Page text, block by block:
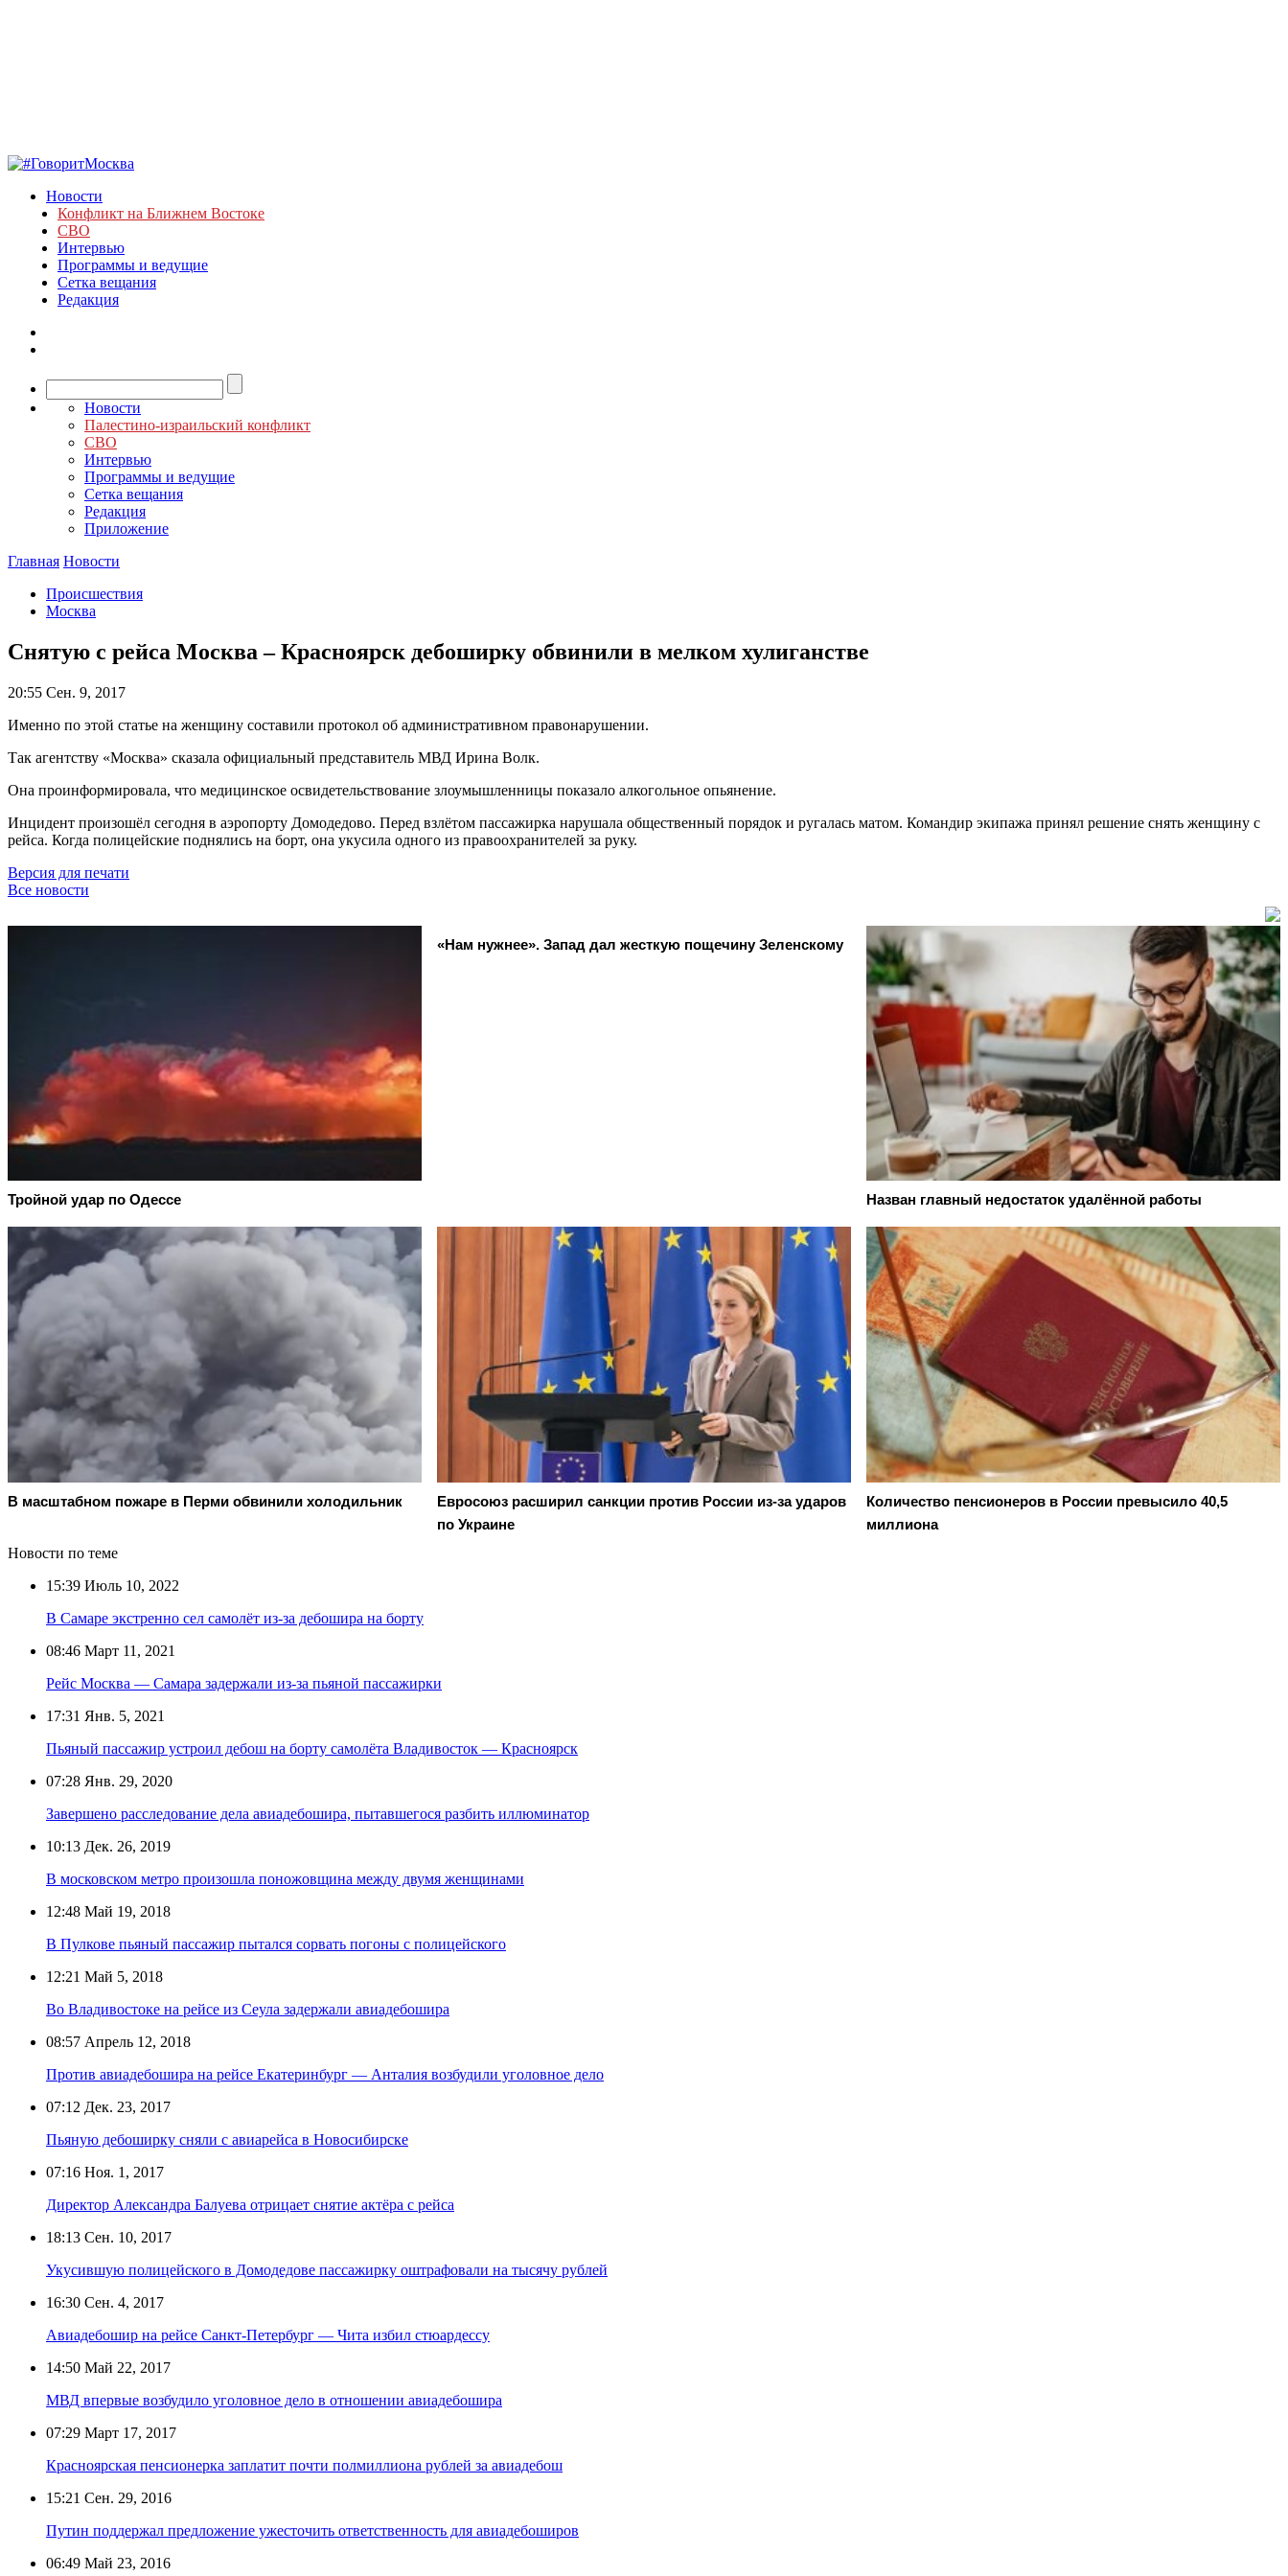
Новости
Конфликт на Ближнем Востоке
СВО
Интервью
Программы и ведущие
Сетка вещания
Редакция
Новости
Палестино-израильский конфликт
СВО
Интервью
Программы и ведущие
Сетка вещания
Редакция
Приложение
Главная Новости
Происшествия
Москва
Снятую с рейса Москва – Красноярск дебоширку обвинили в мелком хулиганстве
20:55 Сен. 9, 2017
Именно по этой статье на женщину составили протокол об административном правонарушении.
Так агентству «Москва» сказала официальный представитель МВД Ирина Волк.
Она проинформировала, что медицинское освидетельствование злоумышленницы показало алкогольное опьянение.
Инцидент произошёл сегодня в аэропорту Домодедово. Перед взлётом пассажирка нарушала общественный порядок и ругалась матом. Командир экипажа принял решение снять женщину с
рейса. Когда полицейские поднялись на борт, она укусила одного из правоохранителей за руку.
Версия для печати
Все новости
Тройной удар по Одессe
«Нам нужнее». Запад дал жесткую пощечину Зеленскому
Назван главный недостаток удалённой работы
В масштабном пожаре в Перми обвинили холодильник
Евросоюз расширил санкции против России из-за ударов
по Украине
Количество пенсионеров в России превысило 40,5
миллиона
Новости по теме
15:39 Июль 10, 2022
В Самаре экстренно сел самолёт из-за дебошира на борту
08:46 Март 11, 2021
Рейс Москва — Самара задержали из-за пьяной пассажирки
17:31 Янв. 5, 2021
Пьяный пассажир устроил дебош на борту самолёта Владивосток — Красноярск
07:28 Янв. 29, 2020
Завершено расследование дела авиадебошира, пытавшегося разбить иллюминатор
10:13 Дек. 26, 2019
В московском метро произошла поножовщина между двумя женщинами
12:48 Май 19, 2018
В Пулкове пьяный пассажир пытался сорвать погоны с полицейского
12:21 Май 5, 2018
Во Владивостоке на рейсе из Сеула задержали авиадебошира
08:57 Апрель 12, 2018
Против авиадебошира на рейсе Екатеринбург — Анталия возбудили уголовное дело
07:12 Дек. 23, 2017
Пьяную дебоширку сняли с авиарейса в Новосибирске
07:16 Ноя. 1, 2017
Директор Александра Балуева отрицает снятие актёра с рейса
18:13 Сен. 10, 2017
Укусившую полицейского в Домодедове пассажирку оштрафовали на тысячу рублей
16:30 Сен. 4, 2017
Авиадебошир на рейсе Санкт-Петербург — Чита избил стюардессу
14:50 Май 22, 2017
МВД впервые возбудило уголовное дело в отношении авиадебошира
07:29 Март 17, 2017
Красноярская пенсионерка заплатит почти полмиллиона рублей за авиадебош
15:21 Сен. 29, 2016
Путин поддержал предложение ужесточить ответственность для авиадебоширов
06:49 Май 23, 2016